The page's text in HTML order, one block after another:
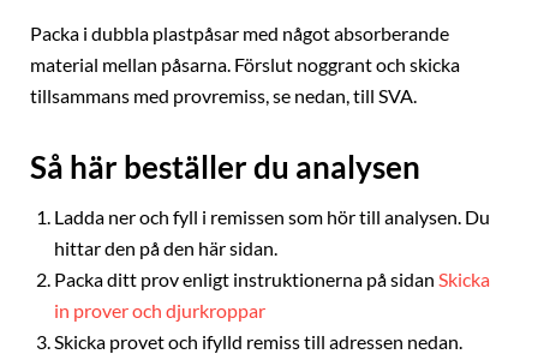
Packa i dubbla plastpåsar med något absorberande
material mellan påsarna. Förslut noggrant och skicka
tillsammans med provremiss, se nedan, till SVA.
Så här beställer du analysen
Ladda ner och fyll i remissen som hör till analysen. Du
hittar den på den här sidan.
Packa ditt prov enligt instruktionerna på sidan Skicka
in prover och djurkroppar
Skicka provet och ifylld remiss till adressen nedan.